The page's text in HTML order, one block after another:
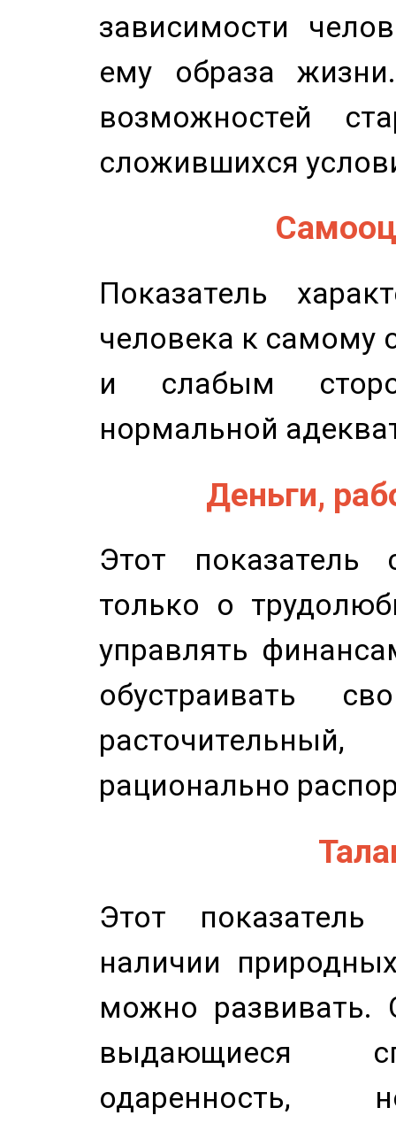
зависимости
ему образа
возможностей
сложившихся
Показатель
человека к самому
и слабым
нормальной
Деньги,
Этот показатель
только о
управлять
обустраивать
рационально
Этот показатель
наличии
можно развивать.
выдающиеся
одаренность,